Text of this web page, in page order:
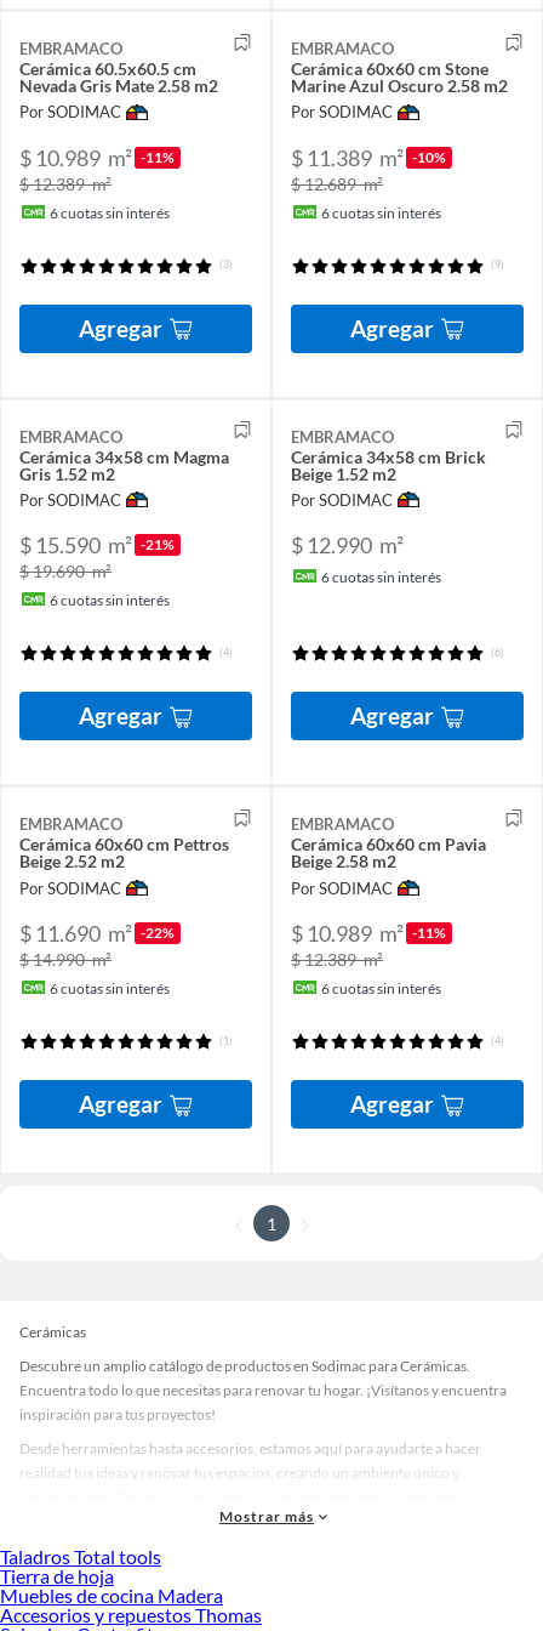
EMBRAMACO
Cerámica 60.5x60.5 cm
Nevada Gris Mate 2.58 m2
Por SODIMAC
$ 10.989 m² -11%
$ 12.389m²
6cuotas sin interés
(3)
Agregar
EMBRAMACO
Cerámica 60x60 cm Stone
Marine Azul Oscuro 2.58 m2
Por SODIMAC
$ 11.389 m² -10%
$ 12.689m²
6cuotas sin interés
(9)
Agregar
EMBRAMACO
Cerámica 34x58 cm Magma
Gris 1.52 m2
Por SODIMAC
$ 15.590 m² -21%
$ 19.690m²
6cuotas sin interés
(4)
Agregar
EMBRAMACO
Cerámica 34x58 cm Brick
Beige 1.52 m2
Por SODIMAC
$ 12.990 m²
6cuotas sin interés
(6)
Agregar
EMBRAMACO
Cerámica 60x60 cm Pettros
Beige 2.52 m2
Por SODIMAC
$ 11.690 m² -22%
$ 14.990m²
6cuotas sin interés
(1)
Agregar
EMBRAMACO
Cerámica 60x60 cm Pavia
Beige 2.58 m2
Por SODIMAC
$ 10.989 m² -11%
$ 12.389m²
6cuotas sin interés
(4)
Agregar
1
Cerámicas
Descubre un amplio catálogo de productos en Sodimac para Cerámicas.
Encuentra todo lo que necesitas para renovar tu hogar. ¡Visítanos y encuentra
inspiración para tus proyectos!
Desde herramientas hasta accesorios, estamos aquí para ayudarte a hacer
realidad tus ideas y renovar tus espacios, creando un ambiente único y
accesorios de calidad que te ayudarán a crear un espacio más tú.
Desde remodelaciones hasta proyectos de decoración, estamos aquí para hacer
tus ideas realidad. ¡Visítanos y encuentra todo lo que tenemos para ofrecerte en
Cerámicas!
Mostrar más
Taladros Total tools
Tierra de hoja
Muebles de cocina Madera
Accesorios y repuestos Thomas